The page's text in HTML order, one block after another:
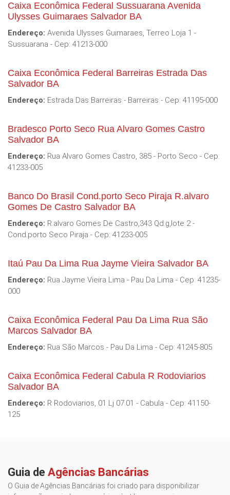
Caixa Econômica Federal Sussuarana Avenida
Ulysses Guimaraes Salvador BA
Endereço: Avenida Ulysses Guimaraes, Terreo Loja 1 -
Sussuarana - Cep: 41213-000
Caixa Econômica Federal Barreiras Estrada Das
Salvador BA
Endereço: Estrada Das Barreiras - Barreiras - Cep: 41195-000
Bradesco Porto Seco Rua Alvaro Gomes Castro
Salvador BA
Endereço: Rua Alvaro Gomes Castro, 385 - Porto Seco - Cep:
41233-005
Banco Do Brasil Cond.porto Seco Piraja R.alvaro
Gomes De Castro Salvador BA
Endereço: R.alvaro Gomes De Castro,343 Qd.g,lote 2 -
Cond.porto Seco Piraja - Cep: 41233-005
Itaú Pau Da Lima Rua Jayme Vieira Salvador BA
Endereço: Rua Jayme Vieira Lima - Pau Da Lima - Cep: 41235-
000
Caixa Econômica Federal Pau Da Lima Rua São
Marcos Salvador BA
Endereço: Rua São Marcos - Pau Da Lima - Cep: 41245-805
Caixa Econômica Federal Cabula R Rodoviarios
Salvador BA
Endereço: R Rodoviarios, 01 Lj 07.01 - Cabula - Cep: 41150-
125
Guia de Agências Bancárias
O Guia de Agências Bancárias foi criado para disponibilizar